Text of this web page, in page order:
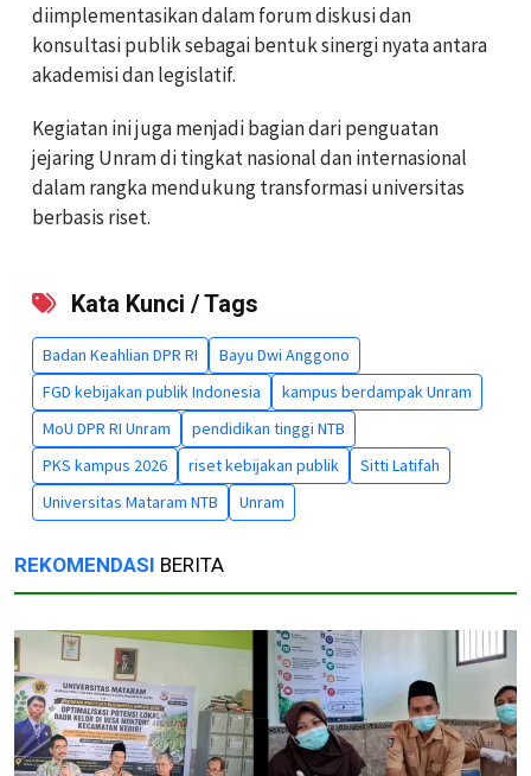
diimplementasikan dalam forum diskusi dan
konsultasi publik sebagai bentuk sinergi nyata antara
akademisi dan legislatif.
Kegiatan ini juga menjadi bagian dari penguatan
jejaring Unram di tingkat nasional dan internasional
dalam rangka mendukung transformasi universitas
berbasis riset.
Kata Kunci / Tags
Badan Keahlian DPR RI
Bayu Dwi Anggono
FGD kebijakan publik Indonesia
kampus berdampak Unram
MoU DPR RI Unram
pendidikan tinggi NTB
PKS kampus 2026
riset kebijakan publik
Sitti Latifah
Universitas Mataram NTB
Unram
REKOMENDASI BERITA